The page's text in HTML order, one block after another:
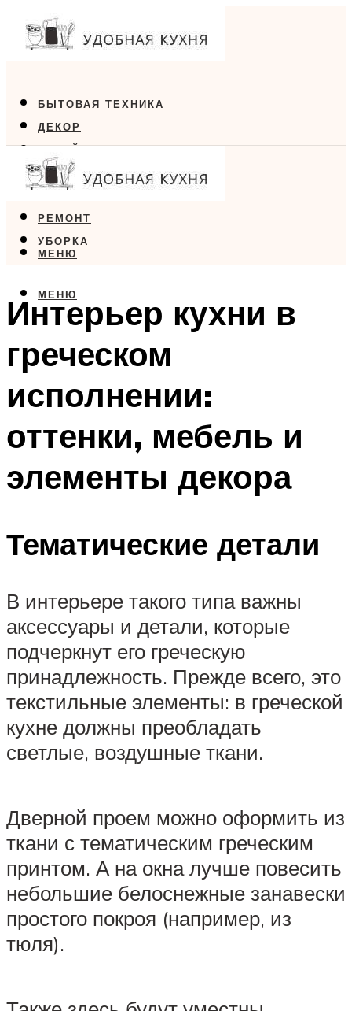
БЫТОВАЯ ТЕХНИКА
ДЕКОР
ДИЗАЙН
ЕДА
РЕМОНТ
УБОРКА
МЕНЮ
МЕНЮ
Интерьер кухни в
греческом
исполнении:
оттенки, мебель и
элементы декора
Тематические детали
В интерьере такого типа важны
аксессуары и детали, которые
подчеркнут его греческую
принадлежность. Прежде всего, это
текстильные элементы: в греческой
кухне должны преобладать
светлые, воздушные ткани.
Дверной проем можно оформить из
ткани с тематическим греческим
принтом. А на окна лучше повесить
небольшие белоснежные занавески
простого покроя (например, из
тюля).